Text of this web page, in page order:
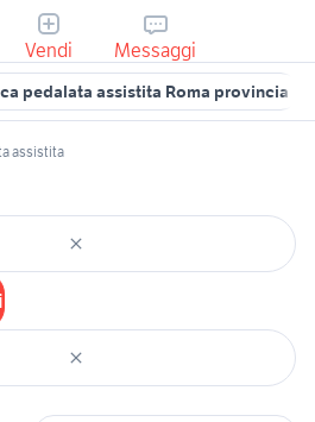
Vendi Messaggi
pedalata assistita Roma provincia
assistita